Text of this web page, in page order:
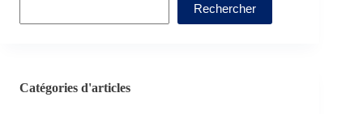
Rechercher
Catégories d'articles